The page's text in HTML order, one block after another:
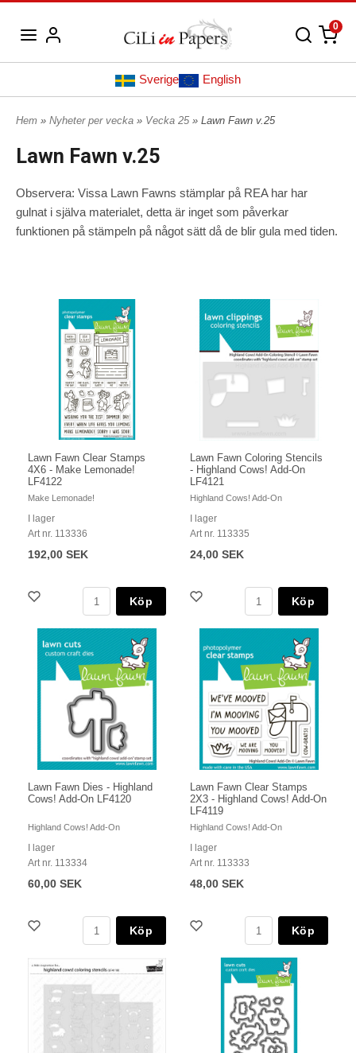
0
Sverige English
Hem » Nyheter per vecka » Vecka 25 » Lawn Fawn v.25
Lawn Fawn v.25
Observera: Vissa Lawn Fawns stämplar på REA har har
gulnat i själva materialet, detta är inget som påverkar
funktionen på stämpeln på något sätt då de blir gula med tiden.
Lawn Fawn Clear Stamps
4X6 - Make Lemonade!
LF4122
Make Lemonade!
I lager
Art nr. 113336
192,00 SEK
Köp
Lawn Fawn Coloring Stencils
- Highland Cows! Add-On
LF4121
Highland Cows! Add-On
I lager
Art nr. 113335
24,00 SEK
Köp
Lawn Fawn Dies - Highland
Cows! Add-On LF4120
Highland Cows! Add-On
I lager
Art nr. 113334
60,00 SEK
Köp
Lawn Fawn Clear Stamps
2X3 - Highland Cows! Add-On
LF4119
Highland Cows! Add-On
I lager
Art nr. 113333
48,00 SEK
Köp